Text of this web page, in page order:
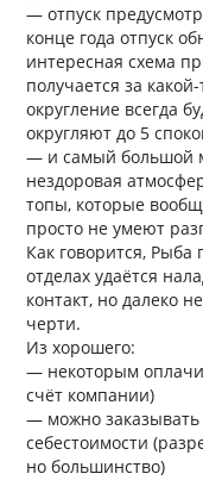
— отпуск
конце года отпуск
интересная схема
получается за
округление всегда
округляют до 5
— и самый большой
нездоровая
топы, которые
просто не умеют
Как говорится, Рыба
отделах удаётся
контакт, но далеко
черти.
Из хорошего:
— некоторым
счёт компании)
— можно заказывать
себестоимости
но большинство)